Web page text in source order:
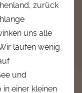
zurück
uns alle
laufen wenig
und
einer kleinen